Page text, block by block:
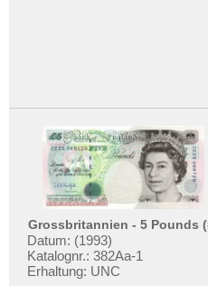
Grossbritannien - 5 Pounds
Datum: (1993)
Katalognr.: 382Aa-1
Erhaltung: UNC